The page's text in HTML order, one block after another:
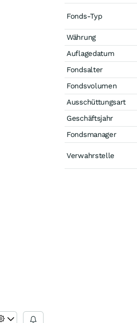
Fonds-Typ
Währung
Auflagedatum
Fondsalter
Fondsvolumen
Ausschüttungsart
Geschäftsjahr
Fondsmanager
Verwahrstelle